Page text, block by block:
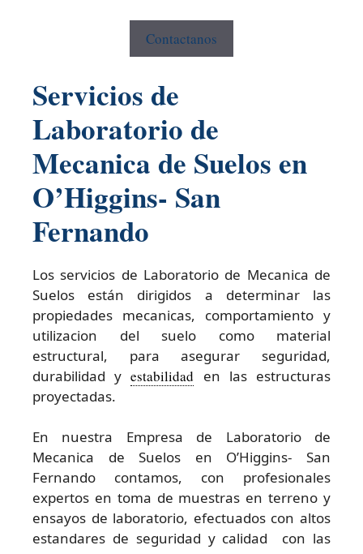
Contactanos
Servicios de
Laboratorio de
Mecanica de Suelos en
O’Higgins- San
Fernando
Los servicios de Laboratorio de Mecanica de
Suelos están dirigidos a determinar las
propiedades mecanicas, comportamiento y
utilizacion del suelo como material
estructural, para asegurar seguridad,
durabilidad yestabilidad en las estructuras
proyectadas.
En nuestra Empresa de Laboratorio de
Mecanica de Suelos en O’Higgins- San
Fernando contamos, con profesionales
expertos en toma de muestras en terreno y
ensayos de laboratorio, efectuados con altos
estandares de seguridad y calidad con las